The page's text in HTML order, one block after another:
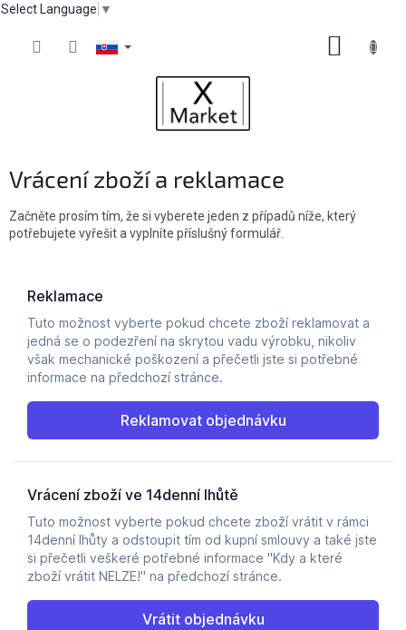
Select Language ▼
Vrácení zboží a reklamace
Začněte prosím tím, že si vyberete jeden z případů níže, který
potřebujete vyřešit a vyplníte příslušný formulář.